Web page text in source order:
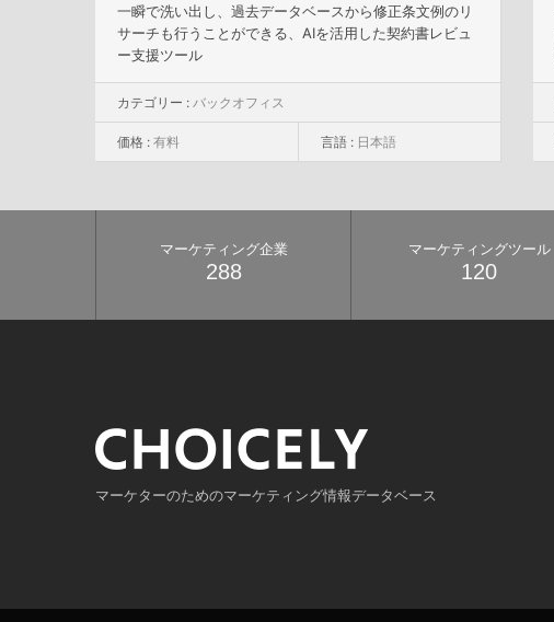
一瞬で洗い出し、過去データベースから修正条文例のリ
サーチも行うことができる、AIを活用した契約書レビュ
ー支援ツール
カテゴリー : バックオフィス
価格 : 有料 言語 : 日本語
マーケティング企業
288
マーケティングツール
120
マーケターのためのマーケティング情報データベース